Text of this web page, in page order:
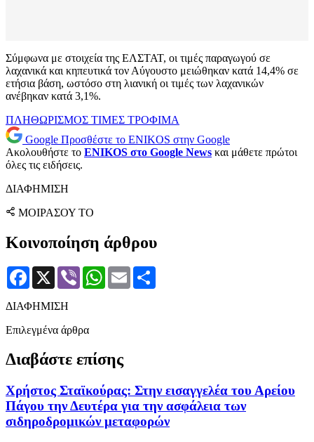
Σύμφωνα με στοιχεία της ΕΛΣΤΑΤ, οι τιμές παραγωγού σε
λαχανικά και κηπευτικά τον Αύγουστο μειώθηκαν κατά 14,4% σε
ετήσια βάση, ωστόσο στη λιανική οι τιμές των λαχανικών
ανέβηκαν κατά 3,1%.
ΠΛΗΘΩΡΙΣΜΟΣ ΤΙΜΕΣ ΤΡΟΦΙΜΑ
Google Προσθέστε το ENIKOS στην Google
Ακολουθήστε το ENIKOS στο Google News και μάθετε πρώτοι
όλες τις ειδήσεις.
ΔΙΑΦΗΜΙΣΗ
ΜΟΙΡΑΣΟΥ ΤΟ
Κοινοποίηση άρθρου
Facebook
X Viber WhatsApp
Email
ΔΙΑΦΗΜΙΣΗ
Επιλεγμένα άρθρα
Διαβάστε επίσης
Χρήστος Σταϊκούρας: Στην εισαγγελέα του Αρείου
Πάγου την Δευτέρα για την ασφάλεια των
σιδηροδρομικών μεταφορών